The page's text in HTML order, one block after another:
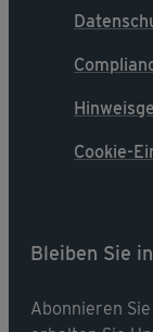
Cookie-
Bleiben Sie
Abonnieren